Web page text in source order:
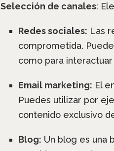
Selección de canales:
Redes sociales: Las
comprometida.
como para
Email marketing: El
Puedes utilizar por
contenido exclusivo
Blog: Un blog es una